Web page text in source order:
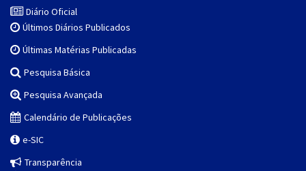
Diário Oficial
Últimos Diários Publicados
Últimas Matérias Publicadas
Pesquisa Básica
Pesquisa Avançada
Calendário de Publicações
e-SIC
Transparência